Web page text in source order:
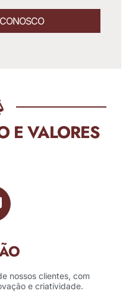
E VALORES
nossos clientes, com
e criatividade.